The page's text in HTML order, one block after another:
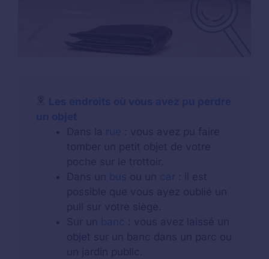
Les endroits où vous avez pu perdre
un objet
Dans la rue : vous avez pu faire
tomber un petit objet de votre
poche sur le trottoir.
Dans un bus ou un car : il est
possible que vous ayez oublié un
pull sur votre siège.
Sur un banc : vous avez laissé un
objet sur un banc dans un parc ou
un jardin public.